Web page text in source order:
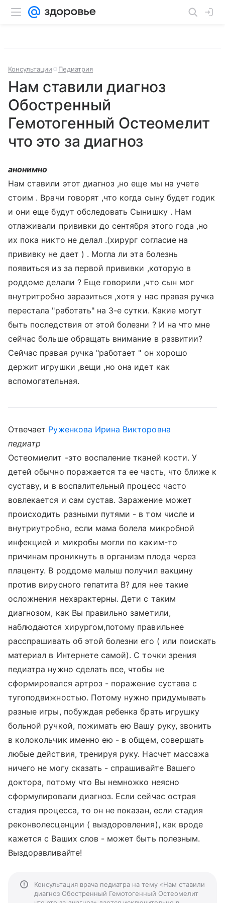
Консультации Педиатрия
Нам ставили диагноз
Обостренный
Гемотогенный Остеомелит
что это за диагноз
анонимно
Нам ставили этот диагноз ,но еще мы на учете
стоим . Врачи говорят ,что когда сыну будет годик
и они еще будут обследовать Сынишку . Нам
отлаживали прививки до сентября этого года ,но
их пока никто не делал .(хирург согласие на
прививку не дает ) . Могла ли эта болезнь
появиться из за первой прививки ,которую в
роддоме делали ? Еще говорили ,что сын мог
внутритробно заразиться ,хотя у нас правая ручка
перестала "работать" на 3-е сутки. Какие могут
быть последствия от этой болезни ? И на что мне
сейчас больше обращать внимание в развитии?
Сейчас правая ручка "работает " он хорошо
держит игрушки ,вещи ,но она идет как
вспомогательная.
Отвечает Руженкова Ирина Викторовна
педиатр
Остеомиелит -это воспаление тканей кости. У
детей обычно поражается та ее часть, что ближе к
суставу, и в воспалительный процесс часто
вовлекается и сам сустав. Заражение может
происходить разными путями - в том числе и
внутриутробно, если мама болела микробной
инфекцией и микробы могли по каким-то
причинам проникнуть в организм плода через
плаценту. В роддоме малыш получил вакцину
против вирусного гепатита В? для нее такие
осложнения нехарактерны. Дети с таким
диагнозом, как Вы правильно заметили,
наблюдаются хирургом,потому правильнее
расспрашивать об этой болезни его ( или поискать
материал в Интернете самой). С точки зрения
педиатра нужно сделать все, чтобы не
сформировался артроз - поражение сустава с
тугоподвижностью. Потому нужно придумывать
разные игры, побуждая ребенка брать игрушку
больной ручкой, пожимать ею Вашу руку, звонить
в колокольчик именно ею - в общем, совершать
любые действия, тренируя руку. Насчет массажа
ничего не могу сказать - спрашивайте Вашего
доктора, потому что Вы немножко неясно
сформулировали диагноз. Если сейчас острая
стадия процесса, то он не показан, если стадия
реконволесценции ( выздоровления), как вроде
кажется с Ваших слов - может быть полезным.
Выздоравливайте!
Консультация врача педиатра на тему «Нам ставили
диагноз Обостренный Гемотогенный Остеомелит